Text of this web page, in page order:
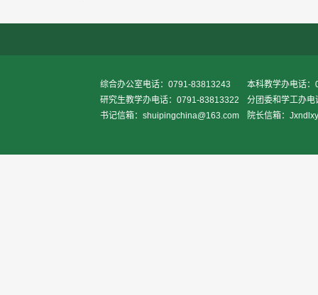
综合办公室电话：0791-83813243
本科教学办电话
研究生教学办电话：0791-83813322
分团委和学工办
书记信箱：shuipingchina@163.com
院长信箱：